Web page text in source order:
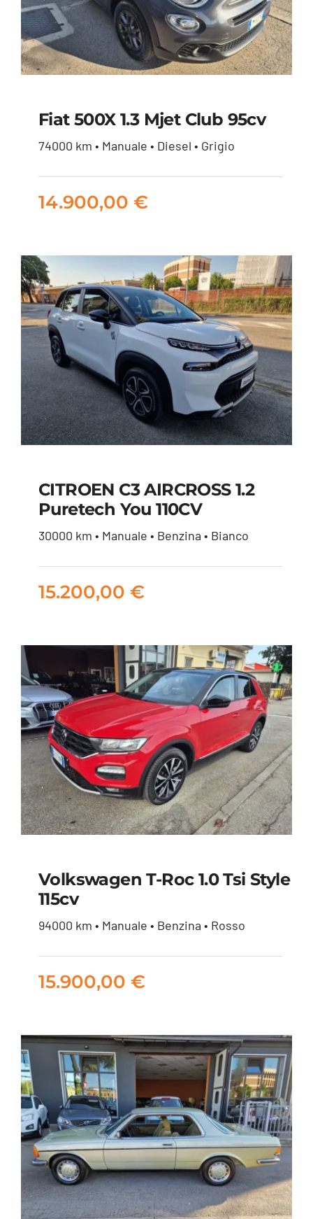
Fiat 500X 1.3 mjet
Fiat 500X 1.3 Mjet Club 95cv
74000 km • Manuale • Diesel • Grigio
14.900,00 €
CITROEN C3
AIRCROSS 1.2
puretech You 110CV
15.200,00
CITROEN C3 AIRCROSS 1.2
Puretech You 110CV
30000 km • Manuale • Benzina • Bianco
15.200,00 €
Volkswagen T-Roc 1.0
15.900,00
Volkswagen T-Roc 1.0 Tsi Style
115cv
94000 km • Manuale • Benzina • Rosso
15.900,00 €